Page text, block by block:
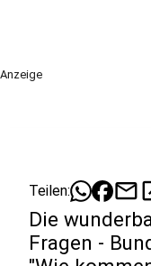
Anzeige
Teilen: mail
Die
Fragen -